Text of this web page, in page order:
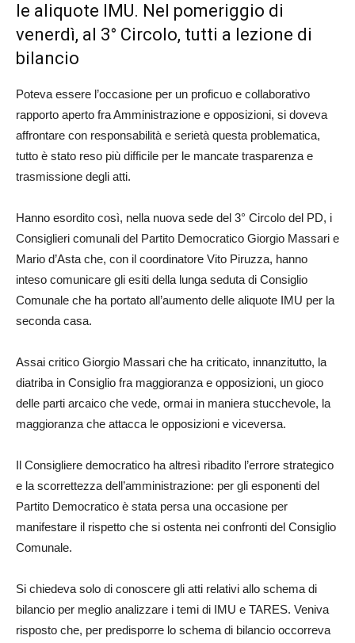
le aliquote IMU. Nel pomeriggio di
venerdì, al 3° Circolo, tutti a lezione di
bilancio
Poteva essere l’occasione per un proficuo e collaborativo
rapporto aperto fra Amministrazione e opposizioni, si doveva
affrontare con responsabilità e serietà questa problematica,
tutto è stato reso più difficile per le mancate trasparenza e
trasmissione degli atti.
Hanno esordito così, nella nuova sede del 3° Circolo del PD, i
Consiglieri comunali del Partito Democratico Giorgio Massari e
Mario d’Asta che, con il coordinatore Vito Piruzza, hanno
inteso comunicare gli esiti della lunga seduta di Consiglio
Comunale che ha portato all’aumento delle aliquote IMU per la
seconda casa.
Assai critico Giorgio Massari che ha criticato, innanzitutto, la
diatriba in Consiglio fra maggioranza e opposizioni, un gioco
delle parti arcaico che vede, ormai in maniera stucchevole, la
maggioranza che attacca le opposizioni e viceversa.
Il Consigliere democratico ha altresì ribadito l’errore strategico
e la scorrettezza dell’amministrazione: per gli esponenti del
Partito Democratico è stata persa una occasione per
manifestare il rispetto che si ostenta nei confronti del Consiglio
Comunale.
Si chiedeva solo di conoscere gli atti relativi allo schema di
bilancio per meglio analizzare i temi di IMU e TARES. Veniva
risposto che, per predisporre lo schema di bilancio occorreva